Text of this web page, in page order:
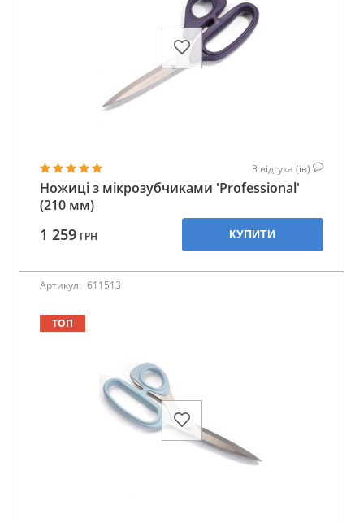
3 відгука (ів)
Ножиці з мікрозубчиками 'Professional'
(210 мм)
1 259 ГРН КУПИТИ
Артикул: 611513
ТОП